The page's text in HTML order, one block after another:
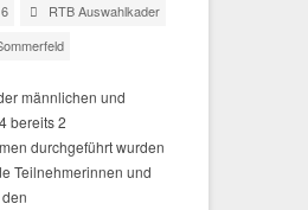
RTB Auswahlkader
männlichen und
bereits 2
durchgeführt wurden
Teilnehmerinnen und